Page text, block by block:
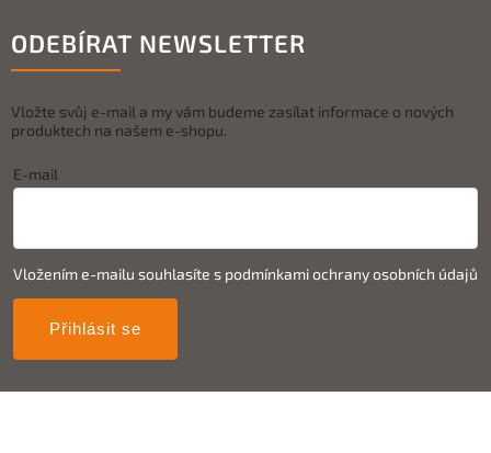
ODEBÍRAT NEWSLETTER
Vložte svůj e-mail a my vám budeme zasílat informace o nových
produktech na našem e-shopu.
E-mail
Vložením e-mailu souhlasíte s podmínkami ochrany osobních údajů
Přihlásit se